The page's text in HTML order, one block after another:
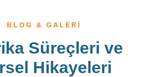
BLOG & GALERI
Süreçleri ve
Hikayeleri